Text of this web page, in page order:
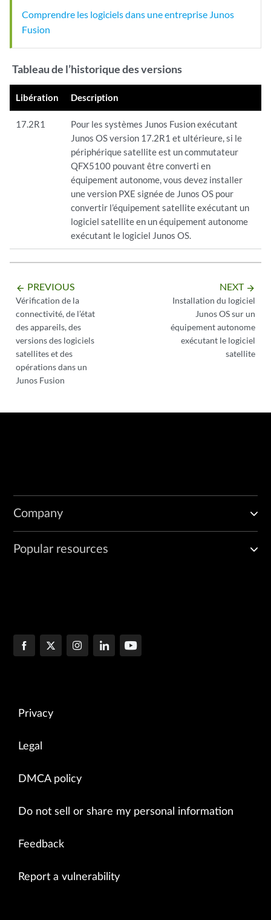
Comprendre les logiciels dans une entreprise Junos
Fusion
Tableau de l’historique des versions
Libération Description
17.2R1
Pour les systèmes Junos Fusion exécutant
Junos OS version 17.2R1 et ultérieure, si le
périphérique satellite est un commutateur
QFX5100 pouvant être converti en
équipement autonome, vous devez installer
une version PXE signée de Junos OS pour
convertir l’équipement satellite exécutant un
logiciel satellite en un équipement autonome
exécutant le logiciel Junos OS.
arrow_backward PREVIOUS
Vérification de la
connectivité, de l’état
des appareils, des
versions des logiciels
satellites et des
opérations dans un
Junos Fusion
NEXT arrow_forward
Installation du logiciel
Junos OS sur un
équipement autonome
exécutant le logiciel
satellite
Company
Popular resources
Privacy
Legal
DMCA policy
Do not sell or share my personal information
Feedback
Report a vulnerability